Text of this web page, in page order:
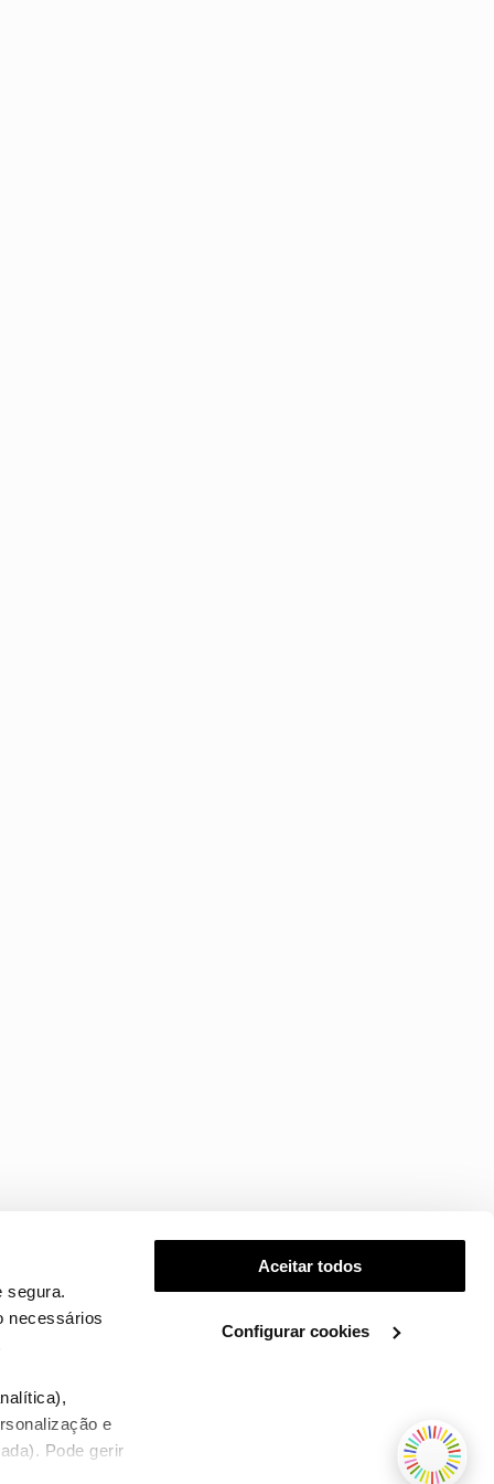
segura.
necessários
e
Pode gerir
Aceitar todos
Configurar cookies